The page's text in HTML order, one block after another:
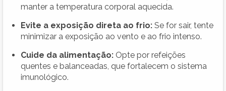
manter a temperatura corporal aquecida.
Evite a exposição direta ao frio: Se for sair, tente
minimizar a exposição ao vento e ao frio intenso.
Cuide da alimentação: Opte por refeições
quentes e balanceadas, que fortalecem o sistema
imunológico.